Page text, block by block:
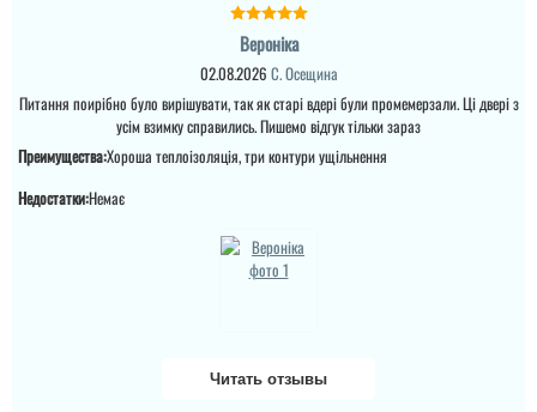
була після орків. Дуже
дякую за оперативність.
...
Вероніка
02.08.2026 С. Осещина
Питання поирібно було вирішувати, так як старі вдері були промемерзали. Ці двері з
усім взимку справились. Пишемо відгук тільки зараз
Преимущества:Хороша теплоізоляція, три контури ущільнення
Недостатки:Немає
Читать отзывы